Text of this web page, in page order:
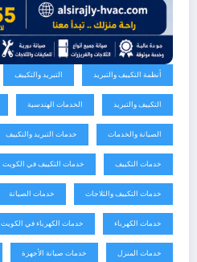
أنظمة التكييف والتبريد التبريد والتكييف
التكييف والتبريد الخدمات الهندسية
الصيانة والخدمات خدمات التبريد والتكييف
خدمات التكييف خدمات التكييف في الكويت
خدمات التكييف والثلاجات خدمات الصيانة
خدمات الكهرباء خدمات الكهرباء في الكويت
خدمات المنزل خدمات صيانة الأجهزة